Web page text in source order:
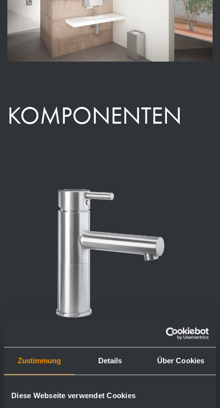
Zustimmung Details Über Cookies
Diese Webseite verwendet Cookies
KOMPONENTEN
Waschtischarmatur WA100
Ø 45 x 170 x 155 mm